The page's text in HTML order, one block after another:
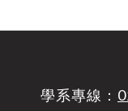
學系專線：